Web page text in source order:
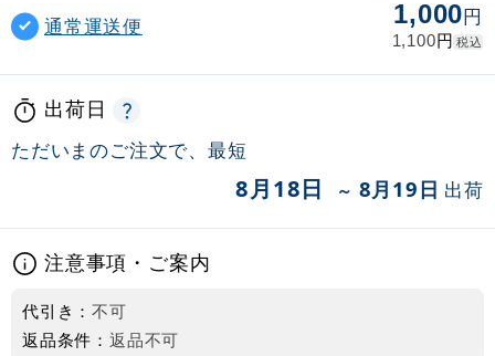
通常運送便 1,000円
1,100円 税込
出荷日
ただいまのご注文で、最短
8月18日 ～ 8月19日 出荷
注意事項・ご案内
代引き：不可
返品条件： 返品不可